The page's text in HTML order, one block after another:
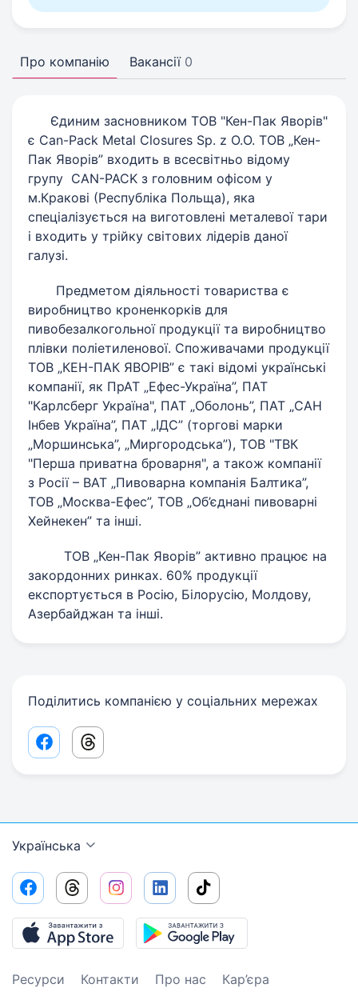
Про компанію Вакансії 0
Єдиним засновником ТОВ "Кен-Пак Яворів"
є Can-Pack Metal Closures Sp. z O.O. ТОВ „Кен-
Пак Яворів” входить в всесвітньо відому
групу CAN-PACK з головним офісом у
м.Кракові (Республіка Польща), яка
спеціалізується на виготовлені металевої тари
і входить у трійку світових лідерів даної
галузі.
Предметом діяльності товариства є
виробництво кроненкорків для
пивобезалкогольної продукції та виробництво
плівки поліетиленової. Споживачами продукції
ТОВ „КЕН-ПАК ЯВОРІВ” є такі відомі українські
компанії, як ПрАТ „Ефес-Україна”, ПАТ
"Карлсберг Україна", ПАТ „Оболонь”, ПАТ „САН
Інбев Україна”, ПАТ „ІДС” (торгові марки
„Моршинська”, „Миргородська”), ТОВ "ТВК
"Перша приватна броварня", а також компанії
з Росії – ВАТ „Пивоварна компанія Балтика”,
ТОВ „Москва-Ефес”, ТОВ „Об’єднані пивоварні
Хейнекен” та інші.
ТОВ „Кен-Пак Яворів” активно працює на
закордонних ринках. 60% продукції
експортується в Росію, Білорусію, Молдову,
Азербайджан та інші.
Поділитись компанією у соціальних мережах
Facebook share link
Threads share link
Українська
Ресурси Контакти Про нас
Кар’єра